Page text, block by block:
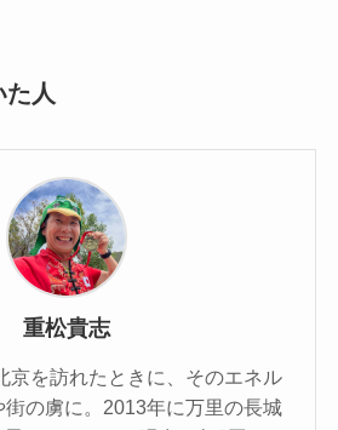
人
重松貴志
京を訪れたときに、そのエネル
の虜に。2013年に万里の長城